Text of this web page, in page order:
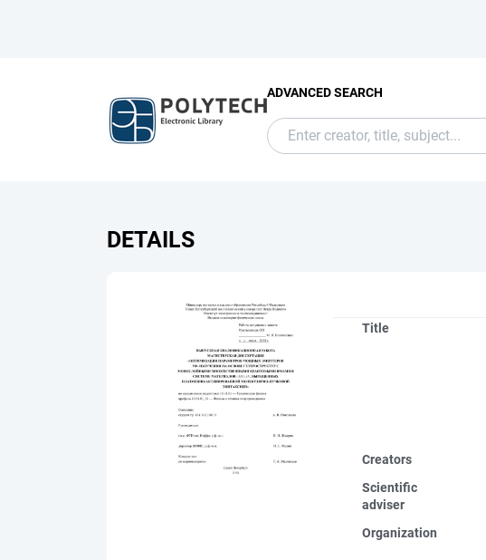
ADVANCED SEARCH
DETAILS
Title
Creators
Scientific
adviser
Organization